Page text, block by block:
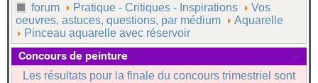
forum Pratique - Critiques - Inspirations
Vos
oeuvres, astuces, questions, par médium
Aquarelle
Pinceau aquarelle avec réservoir
×
Concours de peinture
Les résultats pour la finale du concours trimestriel sont